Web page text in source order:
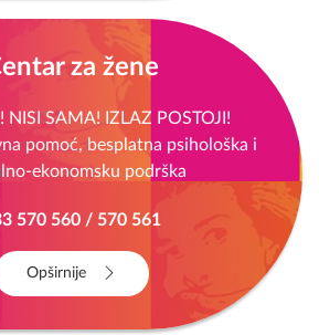
za žene
NISI SAMA! IZLAZ POSTOJI!
pomoć, besplatna psihološka i
ekonomsku podrška
570 560 / 570 561
Opširnije